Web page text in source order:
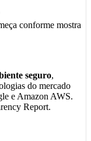
conforme mostra
seguro,
do mercado
e Amazon AWS.
Report.